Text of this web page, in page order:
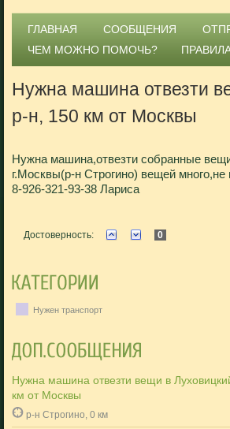
ГЛАВНАЯ СООБЩЕНИЯ
ЧЕМ МОЖНО ПОМОЧЬ?
Нужна машина отвезти
р-н, 150 км от Москвы
Нужна машина,отвезти собранные
г.Москвы(р-н Строгино) вещей
8-926-321-93-38 Лариса
Достоверность: 0
Нужен транспорт
Нужна машина отвезти вещи в
км от Москвы
р-н Строгино, 0 км